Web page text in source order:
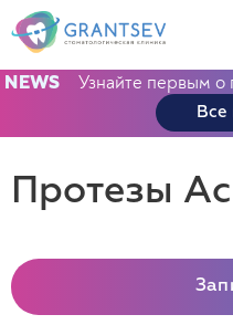
NEWS Узнайте первым о
Все
Протезы